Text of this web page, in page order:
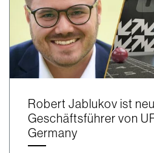
Robert Jablukov ist
Geschäftsführer von
Germany